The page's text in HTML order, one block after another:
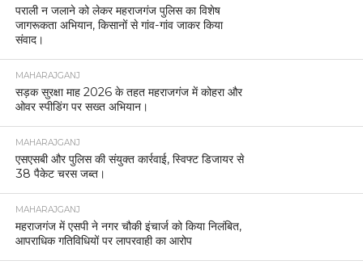
पराली न जलाने को लेकर महराजगंज पुलिस का विशेष
जागरूकता अभियान, किसानों से गांव-गांव जाकर किया
संवाद।
MAHARAJGANJ
सड़क सुरक्षा माह 2026 के तहत महराजगंज में कोहरा और
ओवर स्पीडिंग पर सख्त अभियान।
MAHARAJGANJ
एसएसबी और पुलिस की संयुक्त कार्रवाई, स्विफ्ट डिजायर से
38 पैकेट चरस जब्त।
MAHARAJGANJ
महराजगंज में एसपी ने नगर चौकी इंचार्ज को किया निलंबित,
आपराधिक गतिविधियों पर लापरवाही का आरोप